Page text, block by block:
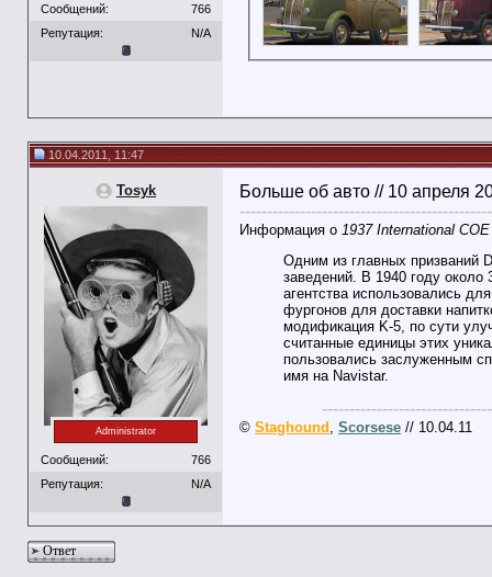
Сообщений:
766
Репутация:
N/A
10.04.2011, 11:47
Tosyk
Administrator
Сообщений:
766
Репутация:
N/A
Больше об авто // 10 апреля
Информация о 1937 International
Одним из главных призваний
заведений. В 1940 году
агентства использовались
фургонов для доставки
модификация K-5, по сути
считанные единицы этих
пользовались заслуженным
имя на Navistar.
© Staghound Scorsese // 10.04.11
Ответ